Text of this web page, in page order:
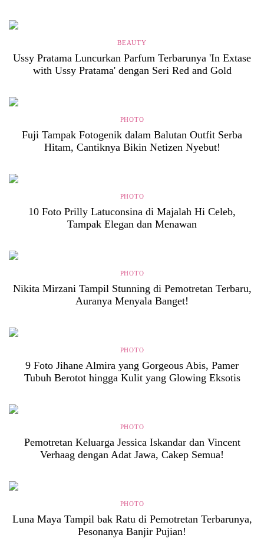
BEAUTY
Ussy Pratama Luncurkan Parfum Terbarunya 'In Extase
with Ussy Pratama' dengan Seri Red and Gold
PHOTO
Fuji Tampak Fotogenik dalam Balutan Outfit Serba
Hitam, Cantiknya Bikin Netizen Nyebut!
PHOTO
10 Foto Prilly Latuconsina di Majalah Hi Celeb,
Tampak Elegan dan Menawan
PHOTO
Nikita Mirzani Tampil Stunning di Pemotretan Terbaru,
Auranya Menyala Banget!
PHOTO
9 Foto Jihane Almira yang Gorgeous Abis, Pamer
Tubuh Berotot hingga Kulit yang Glowing Eksotis
PHOTO
Pemotretan Keluarga Jessica Iskandar dan Vincent
Verhaag dengan Adat Jawa, Cakep Semua!
PHOTO
Luna Maya Tampil bak Ratu di Pemotretan Terbarunya,
Pesonanya Banjir Pujian!